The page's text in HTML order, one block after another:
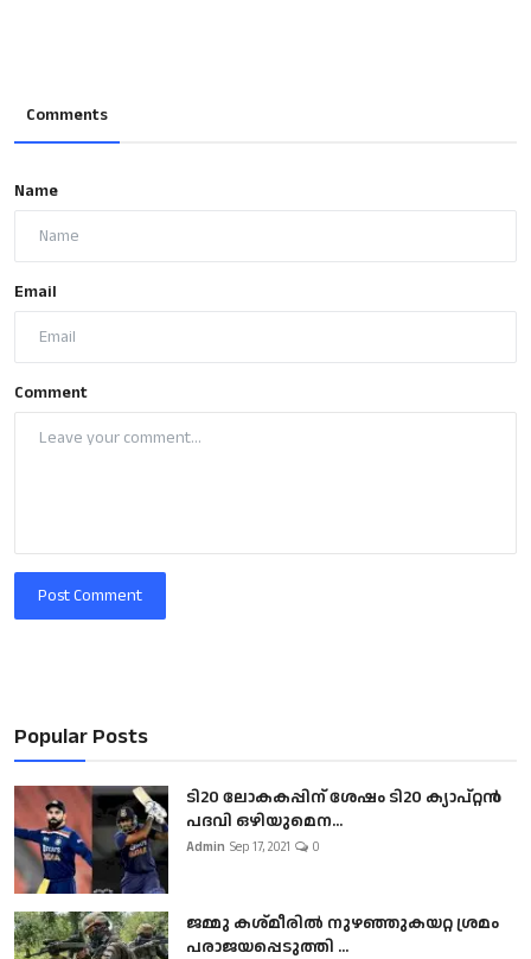
Comments
Name
Email
Comment
Post Comment
Popular Posts
ടി20 ലോകകപ്പിന് ശേഷം ടി20 ക്യാപ്റ്റൻ
പദവി ഒഴിയുമെന...
Admin Sep 17, 2021 0
ജമ്മു കശ്മീരിൽ നുഴഞ്ഞുകയറ്റ ശ്രമം
പരാജയപ്പെടുത്തി ...